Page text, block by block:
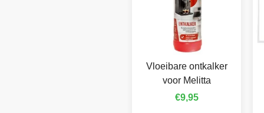
Vloeibare ontkalker
voor Melitta
€9,95